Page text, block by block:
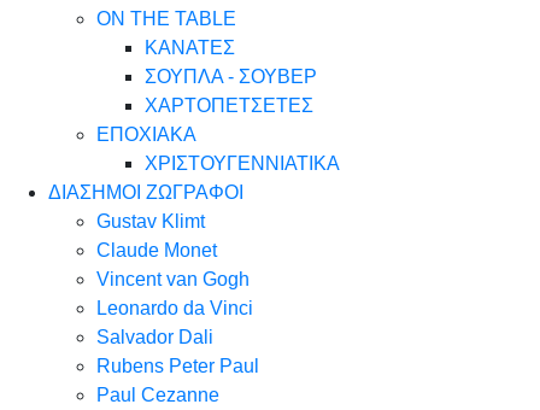
ON THE TABLE
ΚΑΝΑΤΕΣ
ΣΟΥΠΛΑ - ΣΟΥΒΕΡ
ΧΑΡΤΟΠΕΤΣΕΤΕΣ
ΕΠΟΧΙΑΚΑ
ΧΡΙΣΤΟΥΓΕΝΝΙΑΤΙΚΑ
ΔΙΑΣΗΜΟΙ ΖΩΓΡΑΦΟΙ
Gustav Klimt
Claude Monet
Vincent van Gogh
Leonardo da Vinci
Salvador Dali
Rubens Peter Paul
Paul Cezanne